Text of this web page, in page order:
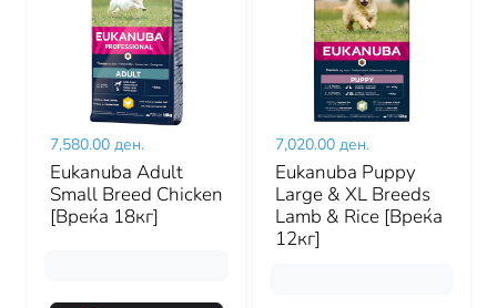
7,580.00 ден.
Eukanuba Adult
Small Breed Chicken
[Вреќа 18кг]
7,020.00 ден.
Eukanuba Puppy
Large & XL Breeds
Lamb & Rice [Вреќа
12кг]